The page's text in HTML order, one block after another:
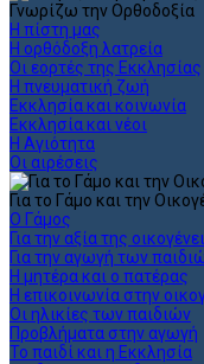
Γνωρίζω την Ορθοδοξία
Η πίστη μας
Η ορθόδοξη λατρεία
Οι εορτές της Εκκλησίας
Η πνευματική ζωή
Εκκλησία και κοινωνία
Εκκλησία και νέοι
Η Αγιότητα
Οι αιρέσεις
Για το Γάμο και την
Ο Γάμος
Για την αξία της
Για την αγωγή των
Η μητέρα και ο πατέρας
Η επικοινωνία στην
Οι ηλικίες των παιδιών
Προβλήματα στην αγωγή
Το παιδί και η Εκκλησία